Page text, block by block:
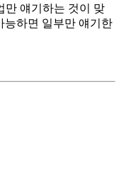
만 얘기하는 것이 맞
능하면 일부만 얘기한